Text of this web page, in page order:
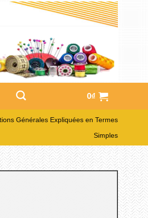
0₫
Générales Expliquées en Termes
Simples